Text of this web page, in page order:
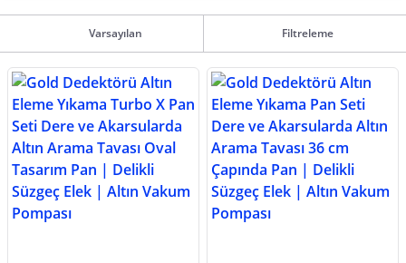
Varsayılan Filtreleme